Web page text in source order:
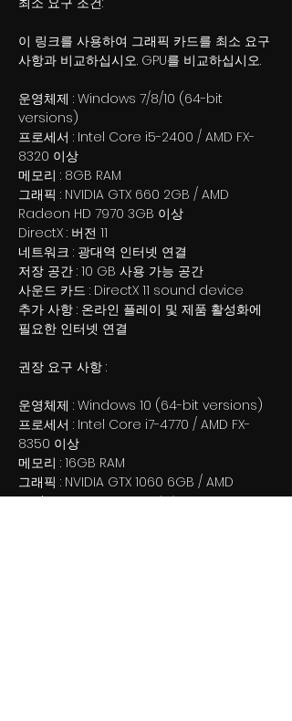
이 링크를 사용하여 그래픽 카드를 최소 요구
사항과 비교하십시오. GPU를 비교하십시오.
운영체제 : Windows 7/8/10 (64-bit
versions)
프로세서 : Intel Core i5-2400 / AMD FX-
8320 이상
메모리 : 8GB RAM
그래픽 : NVIDIA GTX 660 2GB / AMD
Radeon HD 7970 3GB 이상
DirectX : 버전 11
네트워크 : 광대역 인터넷 연결
저장 공간 : 10 GB 사용 가능 공간
사운드 카드 : DirectX 11 sound device
추가 사항 : 온라인 플레이 및 제품 활성화에
필요한 인터넷 연결
권장 요구 사항 :
운영체제 : Windows 10 (64-bit versions)
프로세서 : Intel Core i7-4770 / AMD FX-
8350 이상
메모리 : 16GB RAM
그래픽 : NVIDIA GTX 1060 6GB / AMD
Radeon RX 480 8GB 이상